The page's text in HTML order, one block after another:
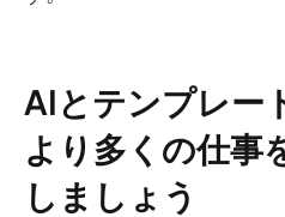
AIとテンプレー
より多くの仕事
しましょう